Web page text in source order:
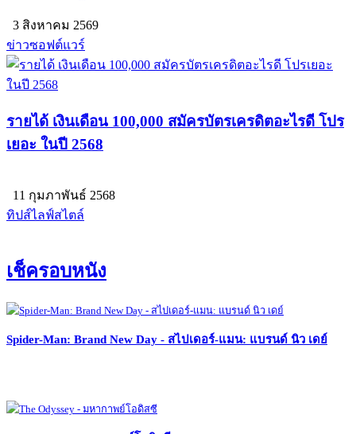
3 สิงหาคม 2569
ข่าวซอฟต์แวร์
รายได้ เงินเดือน 100,000 สมัครบัตรเครดิตอะไรดี โปร
เยอะ ในปี 2568
11 กุมภาพันธ์ 2568
ทิปส์ไลฟ์สไตล์
เช็ครอบหนัง
Spider-Man: Brand New Day - สไปเดอร์-แมน: แบรนด์ นิว เดย์